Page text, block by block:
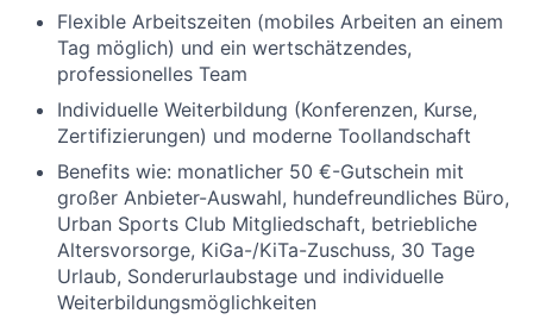
Flexible Arbeitszeiten (mobiles Arbeiten an einem
Tag möglich) und ein wertschätzendes,
professionelles Team
Individuelle Weiterbildung (Konferenzen, Kurse,
Zertifizierungen) und moderne Toollandschaft
Benefits wie: monatlicher 50 €-Gutschein mit
großer Anbieter-Auswahl, hundefreundliches Büro,
Urban Sports Club Mitgliedschaft, betriebliche
Altersvorsorge, KiGa-/KiTa-Zuschuss, 30 Tage
Urlaub, Sonderurlaubstage und individuelle
Weiterbildungsmöglichkeiten